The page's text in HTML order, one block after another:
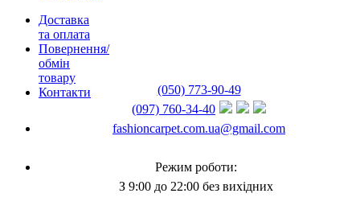
Доставка
та оплата
Повернення/
обмін
товару
Контакти
(050) 773-90-49
(097) 760-34-40
fashioncarpet.com.ua@gmail.com
Режим роботи:
З 9:00 до 22:00 без вихідних